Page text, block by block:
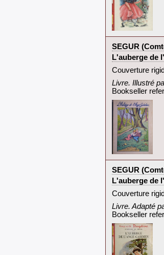
‎SEGUR
‎L'auberge de
‎Couverture
‎Livre. Illustré
Bookseller
‎SEGUR
‎L'auberge de
‎Couverture
‎Livre. Adapté
Bookseller